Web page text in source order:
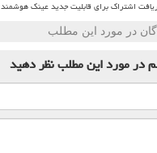
اشتراک برای قابلیت جدید عینک هوشمند
در مورد این مطلب
در مورد این مطلبنظر دهید